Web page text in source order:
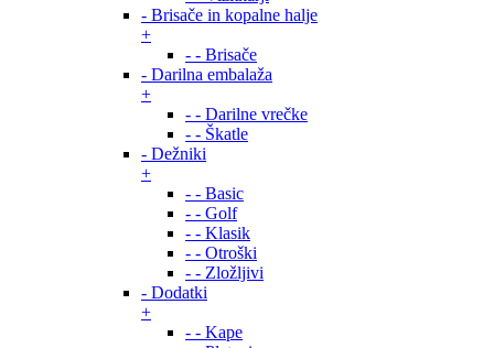
- Brisače in kopalne halje
+
- - Brisače
- Darilna embalaža
+
- - Darilne vrečke
- - Škatle
- Dežniki
+
- - Basic
- - Golf
- - Klasik
- - Otroški
- - Zložljivi
- Dodatki
+
- - Kape